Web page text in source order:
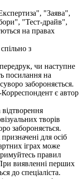
"Заява",
"Тест-драйв",
на правах
з
чи наступне
посилання на
забороняється.
є автор
творів
забороняється.
для осіб
іграх може
правил
виявленні перших
до спеціаліста.